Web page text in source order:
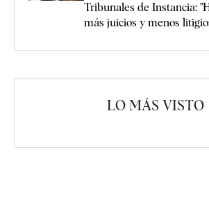
Tribunales de Instancia:
más juicios y menos
LO MÁS VISTO